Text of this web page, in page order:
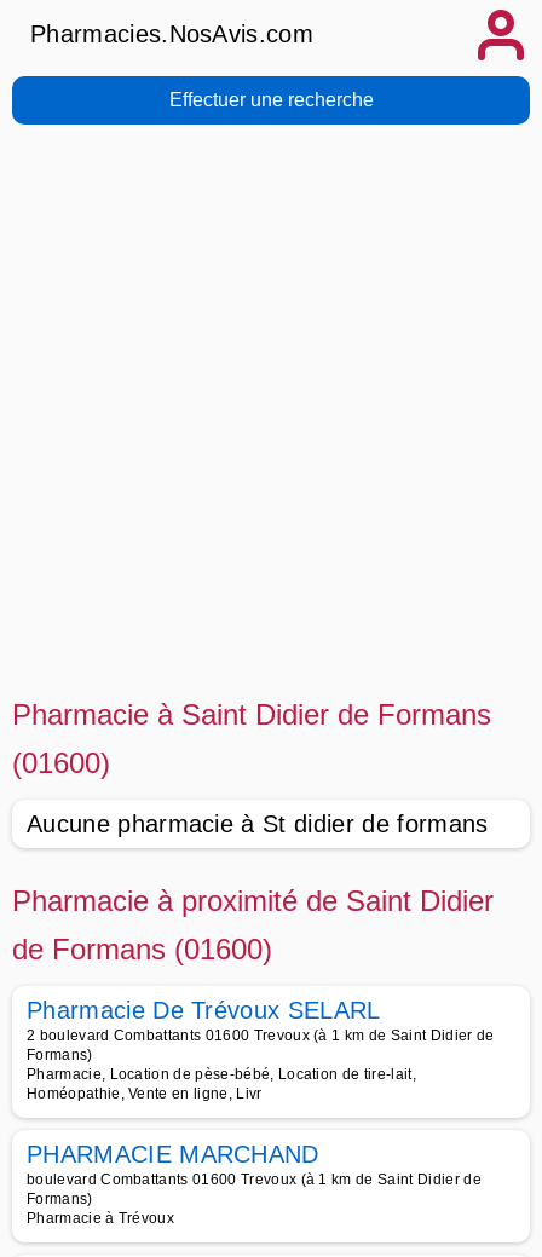
Pharmacies.NosAvis.com
Effectuer une recherche
Pharmacie à Saint Didier de Formans
(01600)
Aucune pharmacie à St didier de formans
Pharmacie à proximité de Saint Didier
de Formans (01600)
Pharmacie De Trévoux SELARL
2 boulevard Combattants 01600 Trevoux (à 1 km de Saint Didier de
Formans)
Pharmacie, Location de pèse-bébé, Location de tire-lait,
Homéopathie, Vente en ligne, Livr
PHARMACIE MARCHAND
boulevard Combattants 01600 Trevoux (à 1 km de Saint Didier de
Formans)
Pharmacie à Trévoux